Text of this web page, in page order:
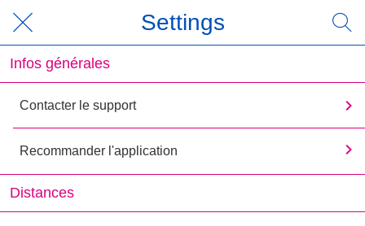
Settings
Infos générales
Contacter le support
Recommander l'application
Distances